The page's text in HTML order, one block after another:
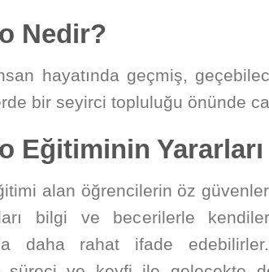
Nedir?
hayatında geçmiş,
bir seyirci topluluğu önünde
Eğitiminin
alan öğrencilerin öz
bilgi ve becerilerle
daha rahat ifade edebilirler.